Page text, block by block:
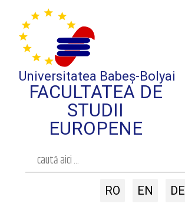
Universitatea Babeș-Bolyai
FACULTATEA DE
STUDII
EUROPENE
RO EN DE